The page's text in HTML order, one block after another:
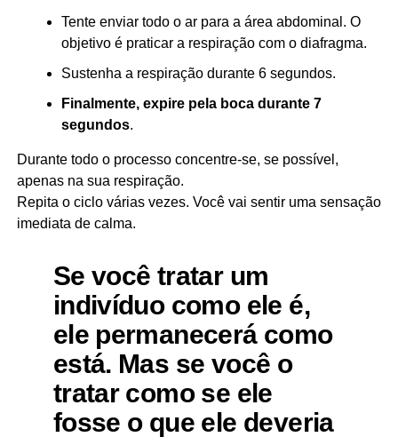
Tente enviar todo o ar para a área abdominal. O
objetivo é praticar a respiração com o diafragma.
Sustenha a respiração durante 6 segundos.
Finalmente, expire pela boca durante 7
segundos.
Durante todo o processo concentre-se, se possível,
apenas na sua respiração.
Repita o ciclo várias vezes. Você vai sentir uma sensação
imediata de calma.
Se você tratar um
indivíduo como ele é,
ele permanecerá como
está. Mas se você o
tratar como se ele
fosse o que ele deveria